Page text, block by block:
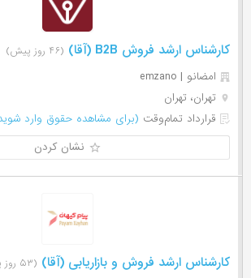
کارشناس ارشد فروش B2B (آقا) (۴۶ روز پیش)
امضانو | emzano
تهران، تهران
قرارداد تمام‌وقت (برای مشاهده حقوق وارد
نشان کردن
کارشناس ارشد فروش و بازاریابی (آقا) (۵۳ روز پیش)